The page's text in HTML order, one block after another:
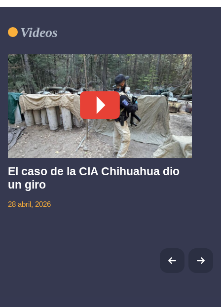
Videos
El caso de la CIA Chihuahua dio
un giro
28 abril, 2026